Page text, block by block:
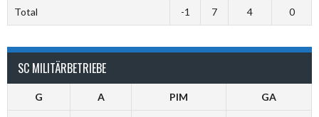
Total -1 7 4 0
SC MILITÄRBETRIEBE
G A PIM GA